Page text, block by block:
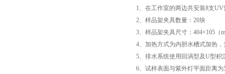
1、在工作室的两边共安装8支
2、样品架夹具数量：20块
3、样品架夹具尺寸：404×105（
4、加热方式为内胆水槽式加热
5、排水系统使用回涡型及U型积
6、试样表面与紫外灯平面距离